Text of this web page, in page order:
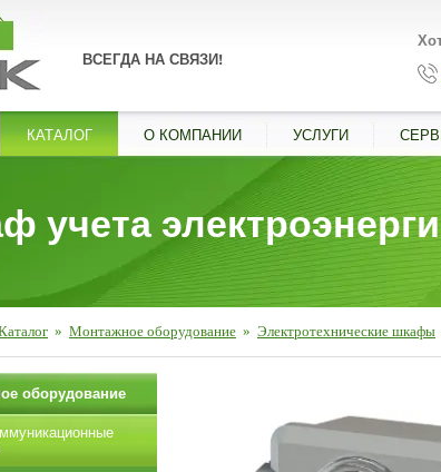
ВСЕГДА НА СВЯЗИ!
КАТАЛОГ О КОМПАНИИ УСЛУГИ
учета
» Монтажное оборудование » Электротехнические шкафы
оборудование